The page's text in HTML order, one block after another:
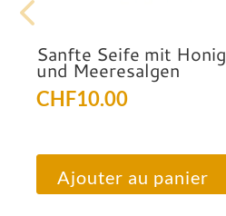
Sanfte Seife mit Honig
und Meeresalgen
CHF10.00
Ajouter au panier